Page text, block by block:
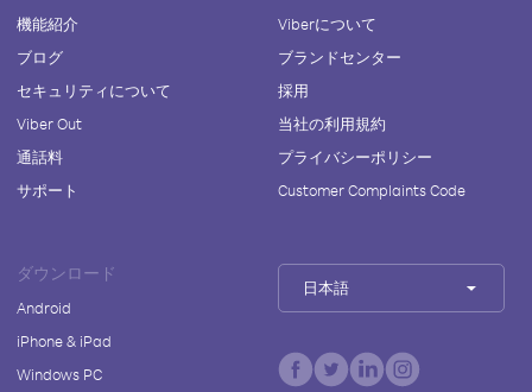
機能紹介
ブログ
セキュリティについて
Viber Out
通話料
サポート
Viberについて
ブランドセンター
採用
当社の利用規約
プライバシーポリシー
Customer Complaints Code
ダウンロード
Android
iPhone & iPad
Windows PC
日本語